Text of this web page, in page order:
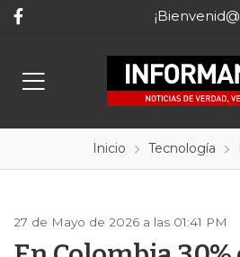
Inicio Tecnología
27 de Mayo de 2026 a las 01:41 PM